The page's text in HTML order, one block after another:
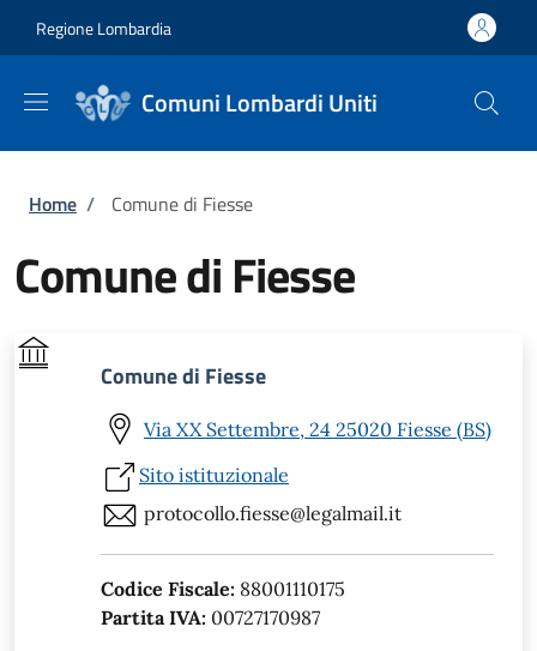
Regione Lombardia
Comuni Lombardi Uniti
Briciole di pane
Home / Comune di Fiesse
Comune di Fiesse
Comune di Fiesse
Via XX Settembre, 24 25020 Fiesse (BS)
Sito istituzionale
protocollo.fiesse@legalmail.it
Codice Fiscale: 88001110175
Partita IVA: 00727170987